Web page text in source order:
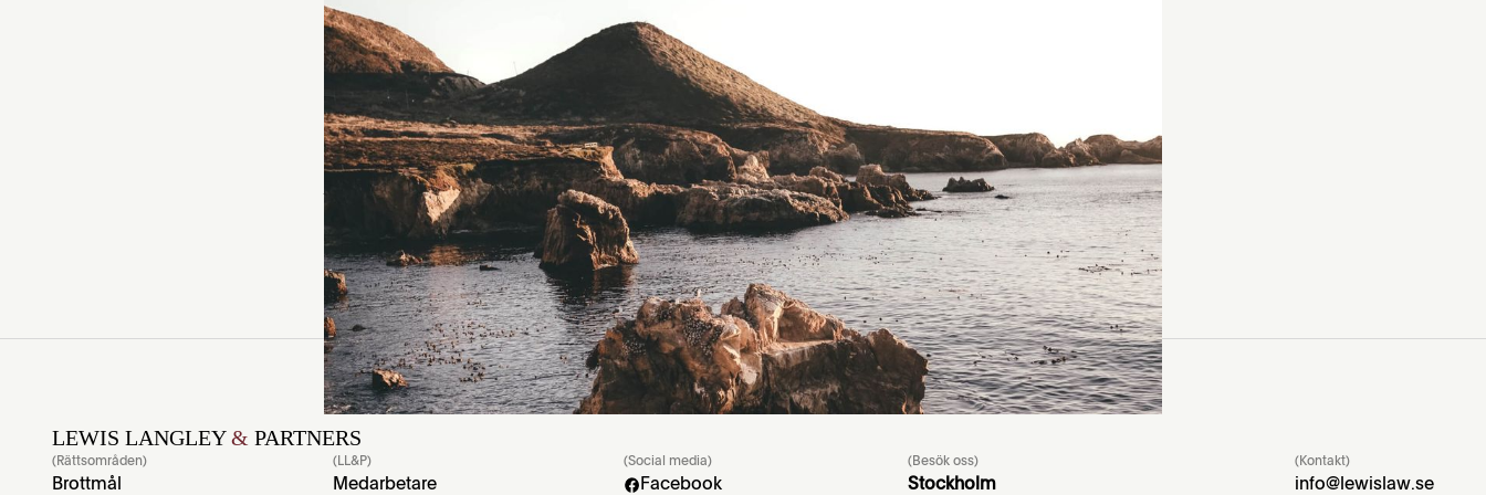
Sverige, bidragit och anpassat sig och uppfyller de krav som ställs på ett
arbetstillstånd, men i och med att man tar bort hela spårbytessystemet känner jag
en oro för att de kommer att utvisas. Att de blir offer för att regeringen vill framstå
som så hård som möjligt i migrationsfrågor."
Läs hela artikeln.
LEWIS LANGLEY& PARTNERS
(Rättsområden)
Brottmål
(LL&P)
Medarbetare
(Social media)
Facebook
(Besök oss)
Stockholm
(Kontakt)
info@lewislaw.se